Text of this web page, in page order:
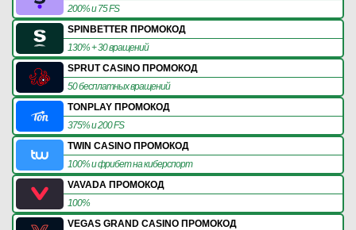
200% и 75 FS
SPINBETTER ПРОМОКОД
130% + 30 вращений
SPRUT CASINO ПРОМОКОД
50 бесплатных вращений
TONPLAY ПРОМОКОД
375% и 200 FS
TWIN CASINO ПРОМОКОД
100% и фрибет на киберспорт
VAVADA ПРОМОКОД
100%
VEGAS GRAND CASINO ПРОМОКОД